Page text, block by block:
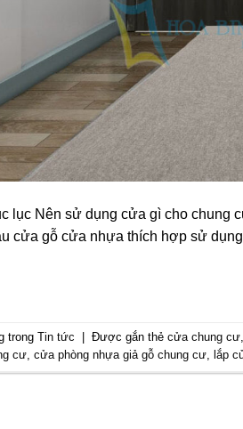
lục Nên sử dụng cửa gì cho chung
cửa gỗ cửa nhựa thích hợp sử
trongTin tức Được gắn thẻcửa chung cư
cư,cửa phòng nhựa giả gỗ chung cư, lắp